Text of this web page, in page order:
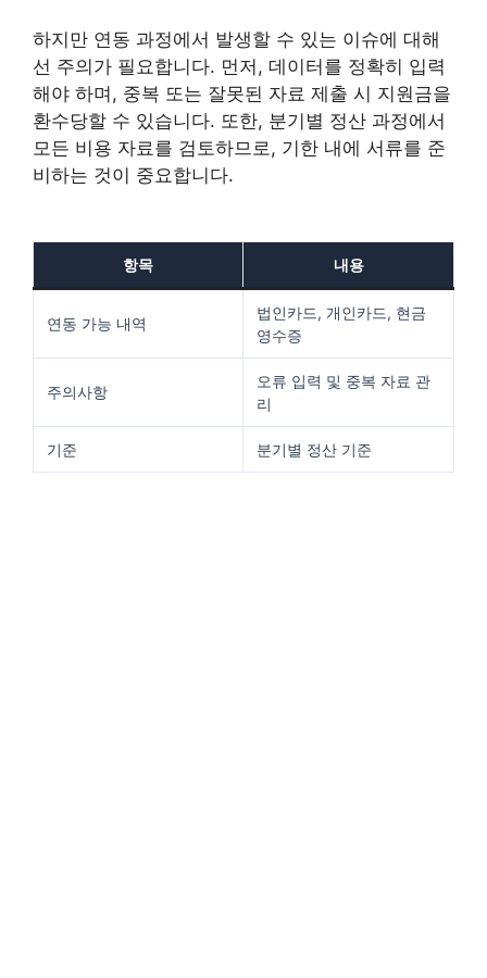
하지만 연동 과정에서 발생할 수 있는 이슈에 대해
선 주의가 필요합니다. 먼저, 데이터를 정확히 입력
해야 하며, 중복 또는 잘못된 자료 제출 시 지원금을
환수당할 수 있습니다. 또한, 분기별 정산 과정에서
모든 비용 자료를 검토하므로, 기한 내에 서류를 준
비하는 것이 중요합니다.
항목 내용
연동 가능 내역
법인카드, 개인카드, 현금
영수증
주의사항
오류 입력 및 중복 자료 관
리
기준 분기별 정산 기준